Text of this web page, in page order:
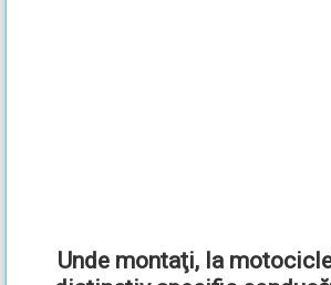
Unde montaţi, la